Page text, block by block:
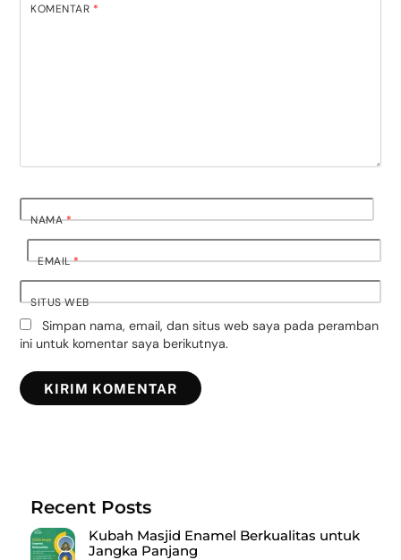
KOMENTAR *
NAMA*
EMAIL*
SITUS WEB
Simpan nama, email, dan situs web saya pada peramban
ini untuk komentar saya berikutnya.
Recent Posts
Kubah Masjid Enamel Berkualitas untuk
Jangka Panjang